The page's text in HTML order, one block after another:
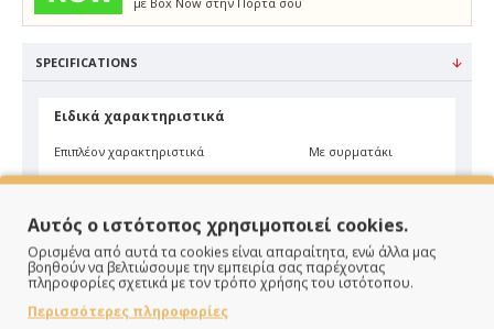
SPECIFICATIONS
Ειδικά χαρακτηριστικά
Επιπλέον χαρακτηριστικά Με συρματάκι
Είδος Μάσκα
Χρώμα Ροζ
Αυτός ο ιστότοπος χρησιμοποιεί cookies.
Ορισμένα από αυτά τα cookies είναι απαραίτητα, ενώ άλλα μας
βοηθούν να βελτιώσουμε την εμπειρία σας παρέχοντας
πληροφορίες σχετικά με τον τρόπο χρήσης του ιστότοπου.
Περισσότερες πληροφορίες